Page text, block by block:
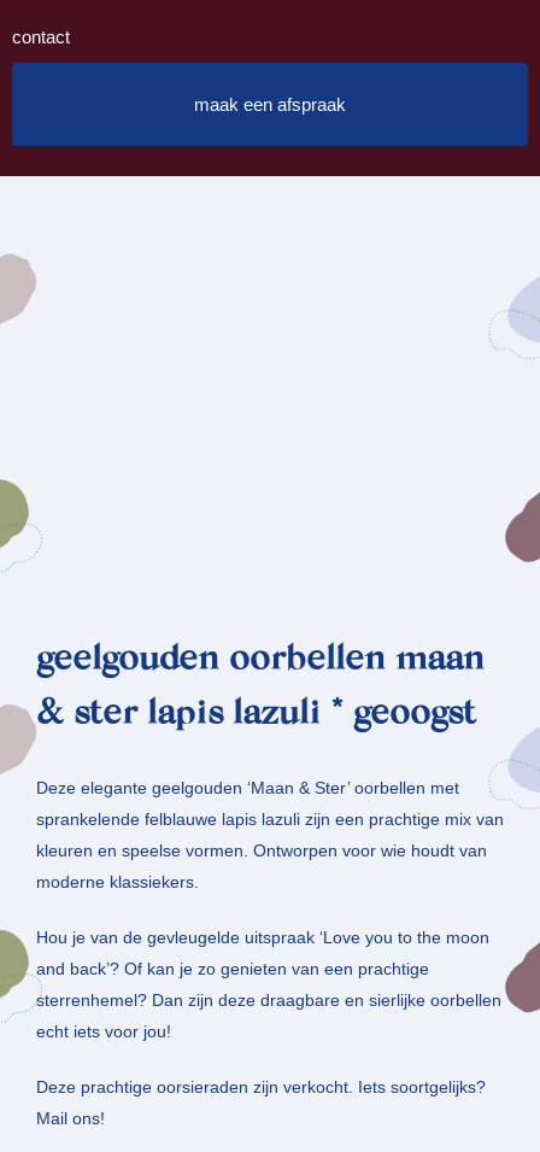
contact
maak een afspraak
geelgouden oorbellen maan
& ster lapis lazuli * geoogst
Deze elegante geelgouden ‘Maan & Ster’ oorbellen met
sprankelende felblauwe lapis lazuli zijn een prachtige mix van
kleuren en speelse vormen. Ontworpen voor wie houdt van
moderne klassiekers.
Hou je van de gevleugelde uitspraak ‘Love you to the moon
and back’? Of kan je zo genieten van een prachtige
sterrenhemel? Dan zijn deze draagbare en sierlijke oorbellen
echt iets voor jou!
Deze prachtige oorsieraden zijn verkocht. Iets soortgelijks?
Mail ons!